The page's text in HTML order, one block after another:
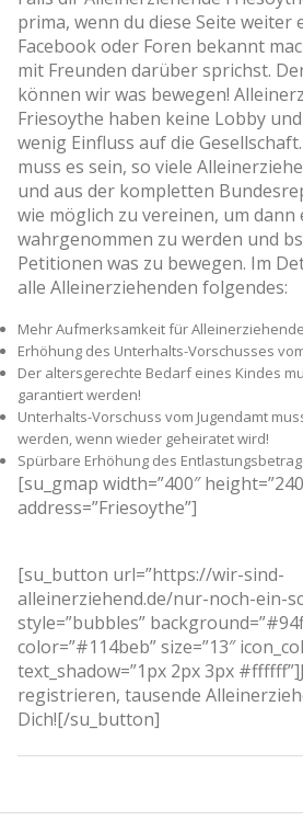
prima, wenn du diese Seite weiter
Facebook oder Foren bekannt
mit Freunden darüber sprichst.
können wir was bewegen!
Friesoythe haben keine Lobby
wenig Einfluss auf die
muss es sein, so viele
und aus der kompletten
wie möglich zu vereinen, um dann
wahrgenommen zu werden und
Petitionen was zu bewegen. Im
alle Alleinerziehenden folgendes:
Mehr Aufmerksamkeit für
Erhöhung des Unterhalts-Vorschusses
Der altersgerechte Bedarf eines Kindes
garantiert werden!
Unterhalts-Vorschuss vom Jugendamt
werden, wenn wieder geheiratet wird!
Spürbare Erhöhung des
[su_gmap width=”400″
address=”Friesoythe”]
[su_button url=”https://wir-sind-
alleinerziehend.de/nur-noch-ein-
style=”bubbles”
color=”#114beb” size=”13″
text_shadow=”1px 2px 3px
registrieren, tausende
Dich![/su_button]